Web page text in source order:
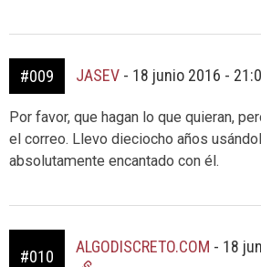
#009 JASEV - 18 junio 2016 -
Por favor, que hagan lo que quieran,
el correo. Llevo dieciocho años
absolutamente encantado con él.
#010
ALGODISCRETO.COM - 18